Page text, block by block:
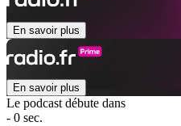
En savoir plus
En savoir plus
Le podcast débute dans
- 0 sec.